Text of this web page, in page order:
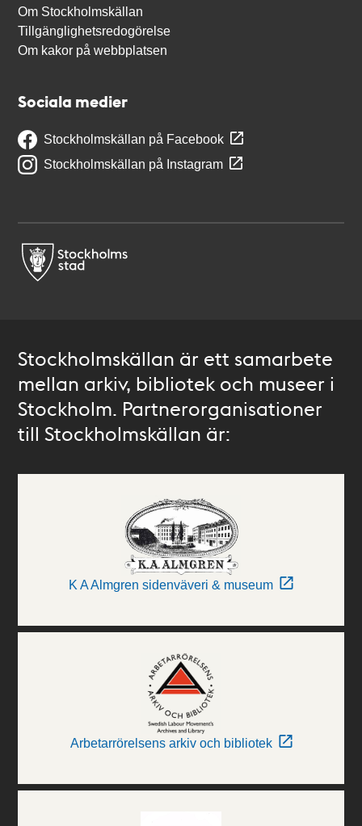
Om Stockholmskällan
Tillgänglighetsredogörelse
Om kakor på webbplatsen
Sociala medier
Stockholmskällan på Facebook
Stockholmskällan på Instagram
Stockholmskällan är ett samarbete
mellan arkiv, bibliotek och museer i
Stockholm. Partnerorganisationer
till Stockholmskällan är:
K A Almgren sidenväveri & museum
Arbetarrörelsens arkiv och bibliotek